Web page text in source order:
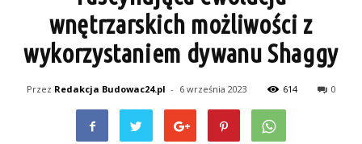
wnętrzarskich możliwości z
wykorzystaniem dywanu Shaggy
Przez Redakcja Budowac24.pl - 6 września 2023 614 0